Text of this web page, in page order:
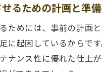
るための計画と準
ためには、事前の計画
に起因しているからで
ナンス性に優れた仕上